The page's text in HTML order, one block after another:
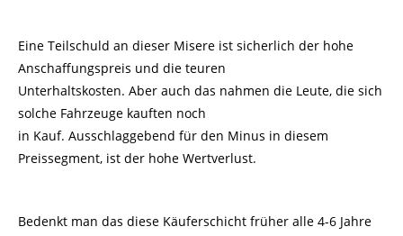
Eine Teilschuld an dieser Misere ist sicherlich der hohe
Anschaffungspreis und die teuren
Unterhaltskosten. Aber auch das nahmen die Leute, die sich
solche Fahrzeuge kauften noch
in Kauf. Ausschlaggebend für den Minus in diesem
Preissegment, ist der hohe Wertverlust.
Bedenkt man das diese Käuferschicht früher alle 4-6 Jahre